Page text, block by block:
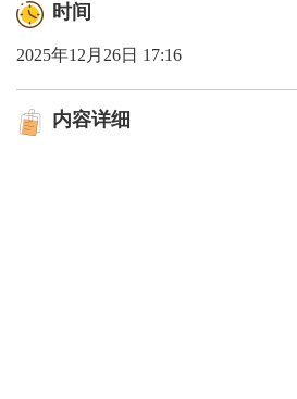
时间
2025年12月26日 17:16
内容详细